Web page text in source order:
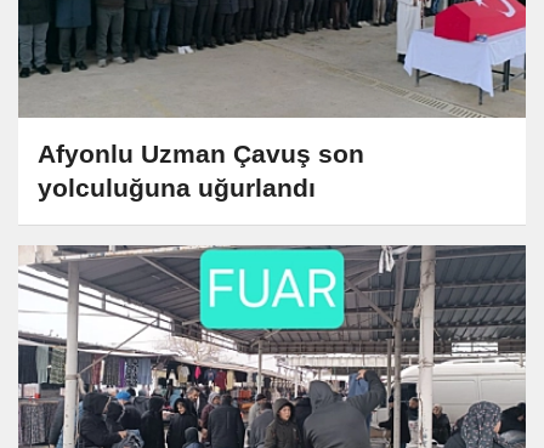
Afyonlu Uzman Çavuş son
yolculuğuna uğurlandı